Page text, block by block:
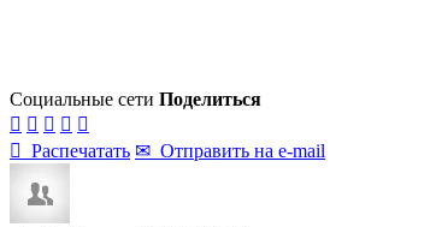
Социальные сети Поделиться
    
 Распечатать ✉ Отправить на e-mail